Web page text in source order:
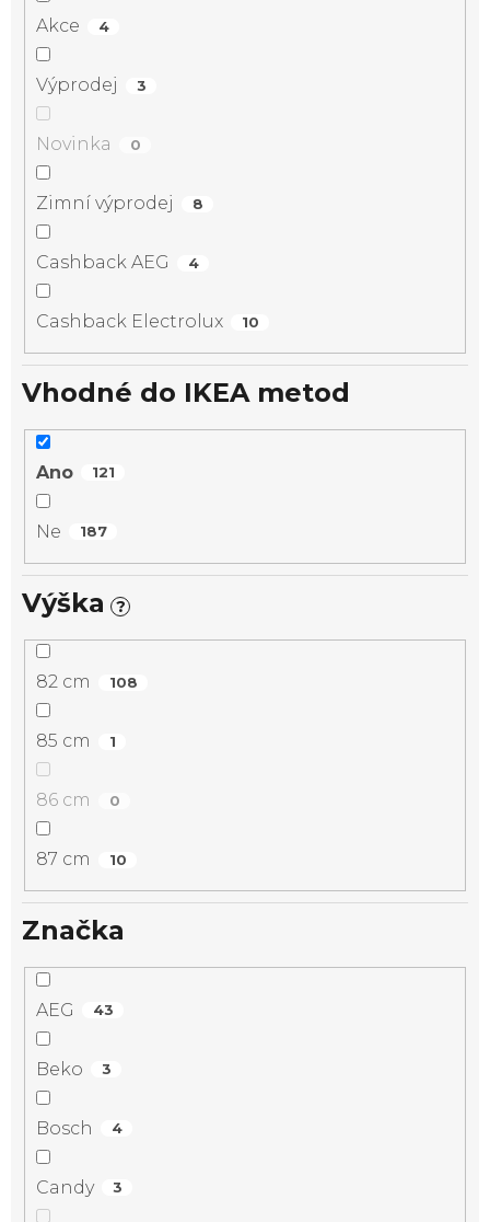
Akce 4
Výprodej 3
Novinka 0
Zimní výprodej 8
Cashback AEG 4
Cashback Electrolux 10
Vhodné do IKEA metod
Ano 121
Ne 187
Výška ?
82 cm 108
85 cm 1
86 cm 0
87 cm 10
Značka
AEG 43
Beko 3
Bosch 4
Candy 3